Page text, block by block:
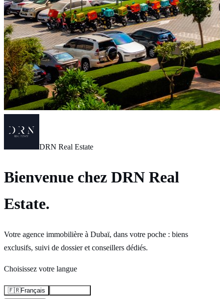
DRN Real Estate
Bienvenue chez DRN Real
Estate.
Votre agence immobilière à Dubaï, dans votre poche : biens
exclusifs, suivi de dossier et conseillers dédiés.
Choisissez votre langue
🇫🇷Français